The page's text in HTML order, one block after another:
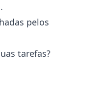
pelos
tarefas?